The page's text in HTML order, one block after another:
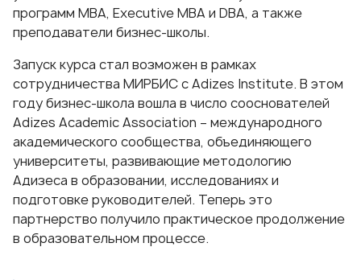
программ MBA, Executive MBA и DBA, а также
преподаватели бизнес-школы.
Запуск курса стал возможен в рамках
сотрудничества МИРБИС с Adizes Institute. В этом
году бизнес-школа вошла в число сооснователей
Adizes Academic Association – международного
академического сообщества, объединяющего
университеты, развивающие методологию
Адизеса в образовании, исследованиях и
подготовке руководителей. Теперь это
партнерство получило практическое продолжение
в образовательном процессе.